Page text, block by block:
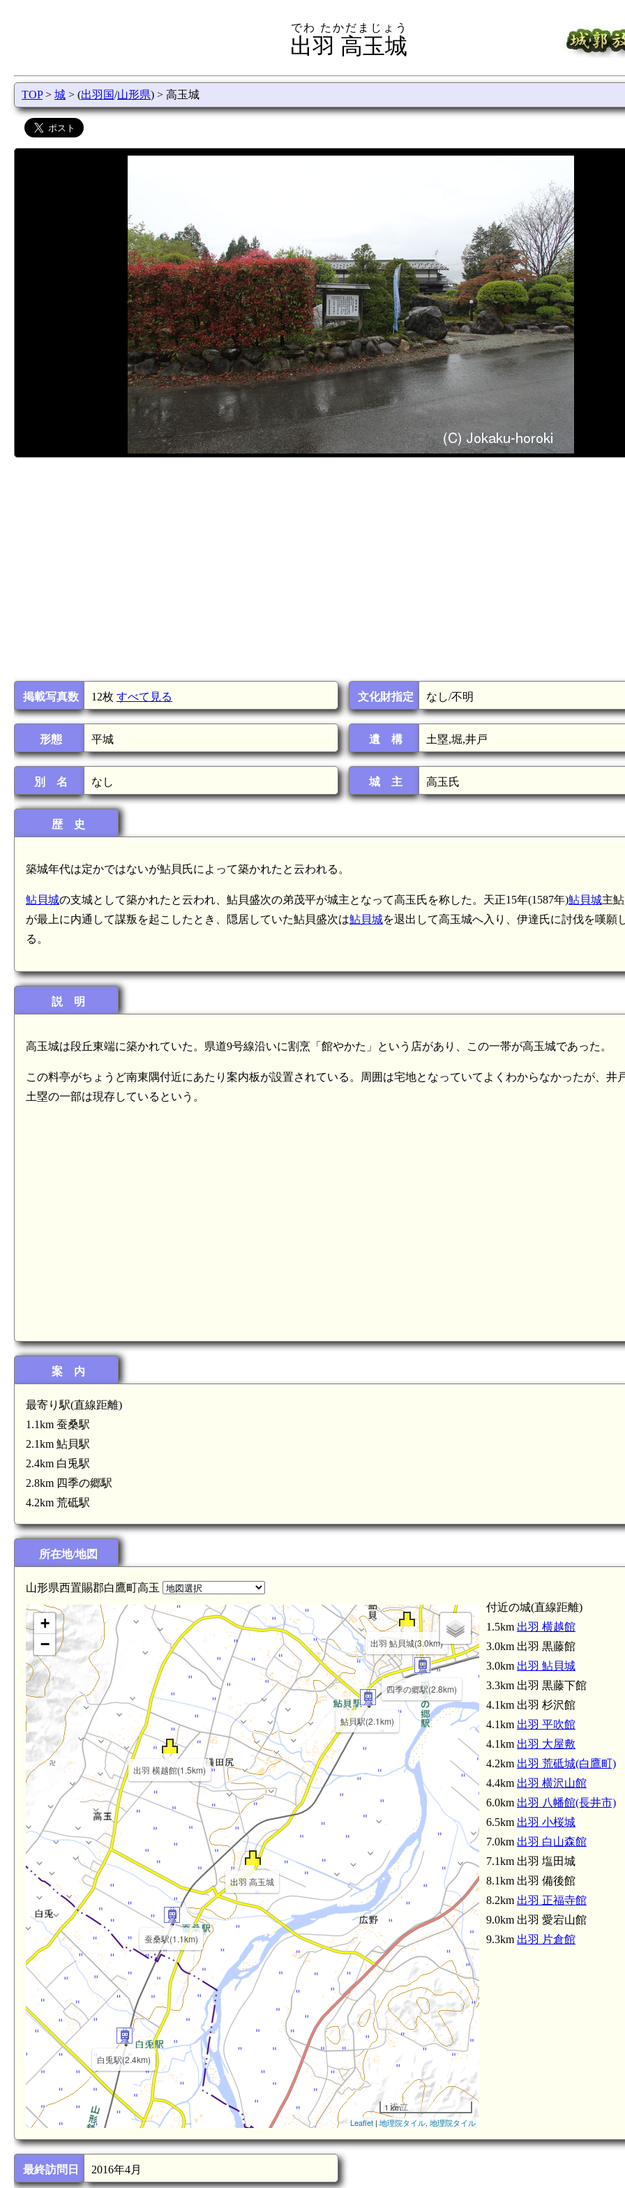
出羽 高玉城
でわ たかだまじょう
TOP> 城 > (出羽国/山形県) > 高玉城
掲載写真数 12枚 すべて見る
形態 平城
別 名 なし
文化財指定 なし/不明
遺 構 土塁,堀,井戸
城 主 高玉氏
歴 史
築城年代は定かではないが鮎貝氏によって築かれたと云われる。
鮎貝城の支城として築かれたと云われ、鮎貝盛次の弟茂平が城主となって高玉氏を称した。天正15年(1587年)鮎貝城主
が最上に内通して謀叛を起こしたとき、隠居していた鮎貝盛次は鮎貝城を退出して高玉城へ入り、伊達氏に討伐を嘆願
る。
説 明
高玉城は段丘東端に築かれていた。県道9号線沿いに割烹「館やかた」という店があり、この一帯が高玉城であった。
この料亭がちょうど南東隅付近にあたり案内板が設置されている。周囲は宅地となっていてよくわからなかったが、井
土塁の一部は現存しているという。
案 内
最寄り駅(直線距離)
1.1km 蚕桑駅
2.1km 鮎貝駅
2.4km 白兎駅
2.8km 四季の郷駅
4.2km 荒砥駅
所在地/地図
山形県西置賜郡白鷹町高玉
蚕桑駅(1.1km)
鮎貝駅(2.1km)
白兎駅(2.4km)
四季の郷駅(2.8km)
荒砥駅(4.2km)
出羽 高玉城
出羽 横越館(1.5km)
出羽 黒藤館(3.0km)
出羽 鮎貝城(3.0km)
出羽 黒藤下館(3.3km)
出羽 荒砥城(白鷹町
+
−
1 km
Leaflet|地理院タイル, 地理院タイル
付近の城(直線距離)
1.5km 出羽 横越館
3.0km 出羽 黒藤館
3.0km 出羽 鮎貝城
3.3km 出羽 黒藤下館
4.1km 出羽 杉沢館
4.1km 出羽 平吹館
4.1km 出羽 大屋敷
4.2km 出羽 荒砥城(白鷹町)
4.4km 出羽 横沢山館
6.0km 出羽 八幡館(長井市)
6.5km 出羽 小桜城
7.0km 出羽 白山森館
7.1km 出羽 塩田城
8.1km 出羽 備後館
8.2km 出羽 正福寺館
9.0km 出羽 愛宕山館
9.3km 出羽 片倉館
最終訪問日 2016年4月